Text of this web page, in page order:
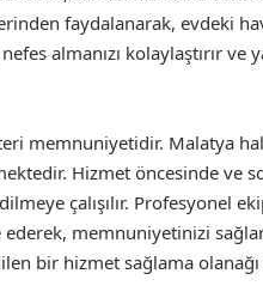
faydalanarak, evdeki
almanızı kolaylaştırır ve
memnuniyetidir. Malatya
Hizmet öncesinde
çalışılır. Profesyonel
memnuniyetinizi
bir hizmet sağlama